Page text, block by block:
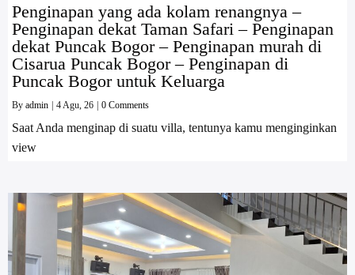
Penginapan yang ada kolam renangnya –
Penginapan dekat Taman Safari – Penginapan
dekat Puncak Bogor – Penginapan murah di
Cisarua Puncak Bogor – Penginapan di
Puncak Bogor untuk Keluarga
By admin | 4 Agu, 26 | 0 Comments
Saat Anda menginap di suatu villa, tentunya kamu menginginkan
view